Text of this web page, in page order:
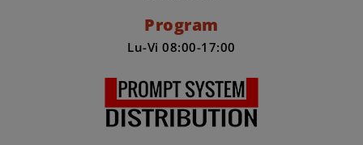
Program
Lu-Vi 08:00-17:00